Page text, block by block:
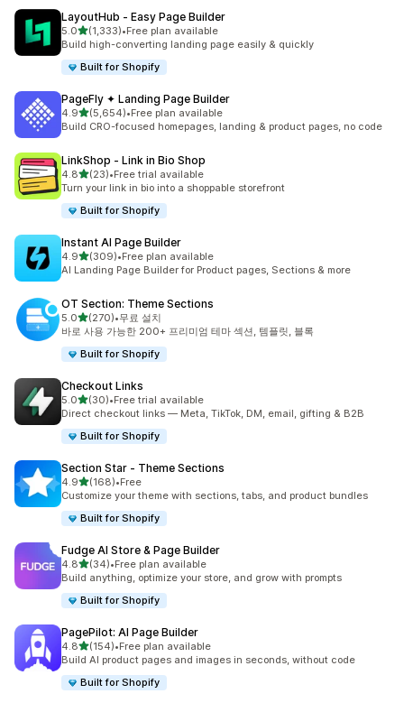
LayoutHub ‑ Easy Page Builder
5.0별 5개 중
(1,333)
총 리뷰 1333개
•Free plan available
Build high-converting landing page easily & quickly
Built for Shopify
PageFly ✦ Landing Page Builder
4.9별 5개 중
(5,654)
총 리뷰 5654개
•Free plan available
Build CRO-focused homepages, landing & product pages, no code
LinkShop ‑ Link in Bio Shop
4.8별 5개 중
(23)
총 리뷰 23개
•Free trial available
Turn your link in bio into a shoppable storefront
Built for Shopify
Instant AI Page Builder
4.9별 5개 중
(309)
총 리뷰 309개
•Free plan available
AI Landing Page Builder for Product pages, Sections & more
OT Section: Theme Sections
5.0별 5개 중
(270)
총 리뷰 270개
•무료 설치
바로 사용 가능한 200+ 프리미엄 테마 섹션, 템플릿, 블록
Built for Shopify
Checkout Links
5.0별 5개 중
(30)
총 리뷰 30개
•Free trial available
Direct checkout links — Meta, TikTok, DM, email, gifting & B2B
Built for Shopify
Section Star ‑ Theme Sections
4.9별 5개 중
(168)
총 리뷰 168개
•Free
Customize your theme with sections, tabs, and product bundles
Built for Shopify
Fudge AI Store & Page Builder
4.8별 5개 중
(34)
총 리뷰 34개
•Free plan available
Build anything, optimize your store, and grow with prompts
Built for Shopify
PagePilot: AI Page Builder
4.8별 5개 중
(154)
총 리뷰 154개
•Free plan available
Build AI product pages and images in seconds, without code
Built for Shopify